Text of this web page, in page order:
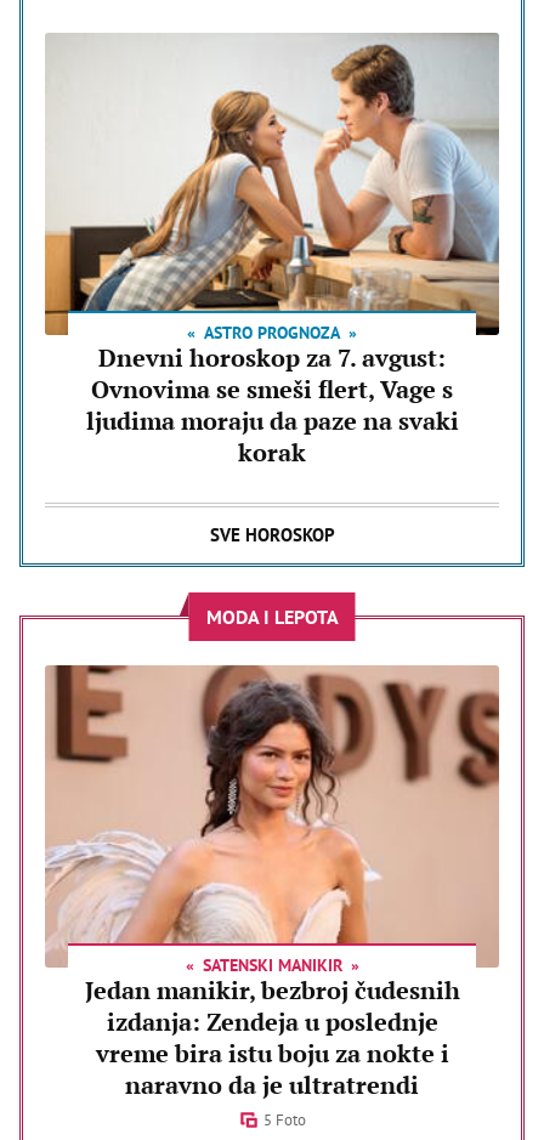
ASTRO PROGNOZA
Dnevni horoskop za 7. avgust:
Ovnovima se smeši flert, Vage s
ljudima moraju da paze na svaki
korak
SVE HOROSKOP
MODA I LEPOTA
SATENSKI MANIKIR
Jedan manikir, bezbroj čudesnih
izdanja: Zendeja u poslednje
vreme bira istu boju za nokte i
naravno da je ultratrendi
5 Foto